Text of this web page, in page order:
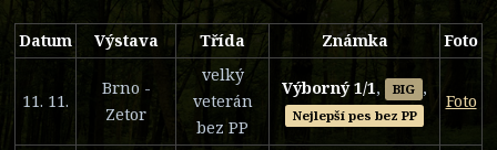
Datum Výstava Třída Známka Foto
11. 11.
Brno -
Zetor
velký
veterán
bez PP
Výborný 1/1, BIG ,
Nejlepší pes bez PP
Foto